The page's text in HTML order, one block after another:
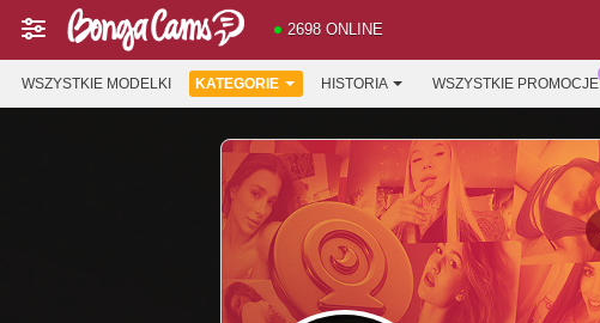
2698 ONLINE
WSZYSTKIE MODELKI KATEGORIE HISTORIA WSZYSTKIE PROMOCJE